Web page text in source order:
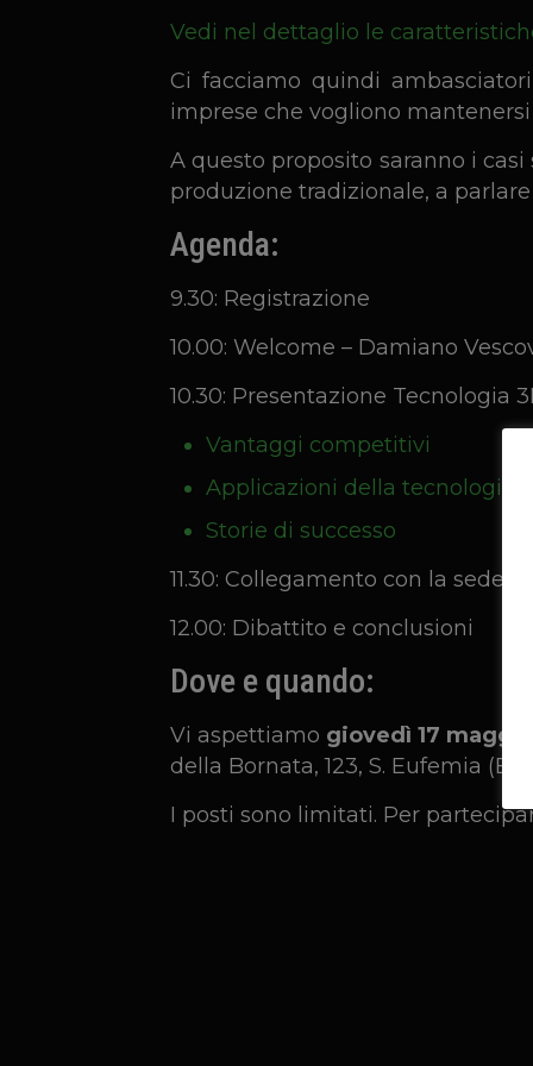
Vedi nel dettaglio le
Ci facciamo quindi
imprese che vogliono
A questo proposito saranno i
produzione tradizionale, a
Agenda:
9.30: Registrazione
10.00: Welcome – Damiano
10.30: Presentazione Tecnologia
Vantaggi competitivi
Applicazioni della tecnologia
Storie di successo
11.30: Collegamento con la sede
12.00: Dibattito e conclusioni
Dove e quando:
Vi aspettiamo giovedì 17
della Bornata, 123, S. Eufemia (BS).
I posti sono limitati. Per